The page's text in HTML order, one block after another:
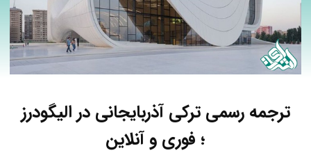
ترجمه رسمی ترکی آذربایجانی در الیگودرز
؛ فوری و آنلاین